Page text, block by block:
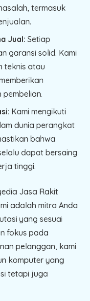
termasuk
Jual: Setiap
garansi solid. Kami
teknis atau
Kami mengikuti
dunia perangkat
bahwa
dapat bersaing
tinggi.
Jasa Rakit
adalah mitra Anda
yang sesuai
fokus pada
pelanggan, kami
komputer yang
tetapi juga